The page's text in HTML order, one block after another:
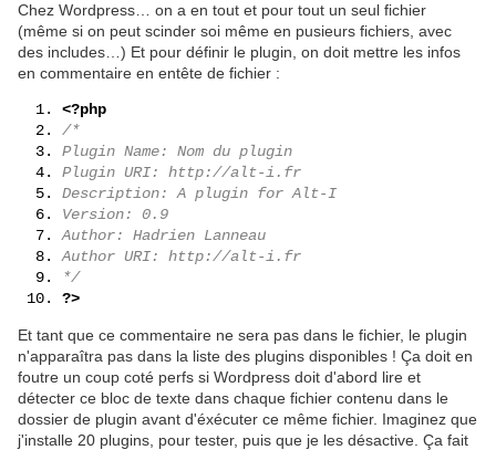
Chez Wordpress… on a en tout et pour tout un seul fichier
(même si on peut scinder soi même en pusieurs fichiers, avec
des includes…) Et pour définir le plugin, on doit mettre les infos
en commentaire en entête de fichier :
<?php
/*
Plugin Name: Nom du plugin
Plugin URI: http://alt-i.fr
Description: A plugin for Alt-I
Version: 0.9
Author: Hadrien Lanneau
Author URI: http://alt-i.fr
*/
?>
Et tant que ce commentaire ne sera pas dans le fichier, le plugin
n'apparaîtra pas dans la liste des plugins disponibles ! Ça doit en
foutre un coup coté perfs si Wordpress doit d'abord lire et
détecter ce bloc de texte dans chaque fichier contenu dans le
dossier de plugin avant d'éxécuter ce même fichier. Imaginez que
j'installe 20 plugins, pour tester, puis que je les désactive. Ça fait